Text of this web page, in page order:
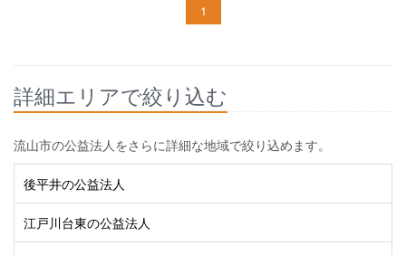
1
詳細エリアで絞り込む
流山市の公益法人をさらに詳細な地域で絞り込めます。
後平井の公益法人
江戸川台東の公益法人